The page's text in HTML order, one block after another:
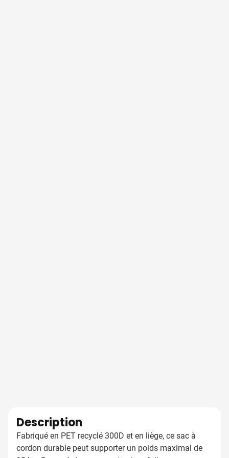
Description
Fabriqué en PET recyclé 300D et en liège, ce sac à
cordon durable peut supporter un poids maximal de